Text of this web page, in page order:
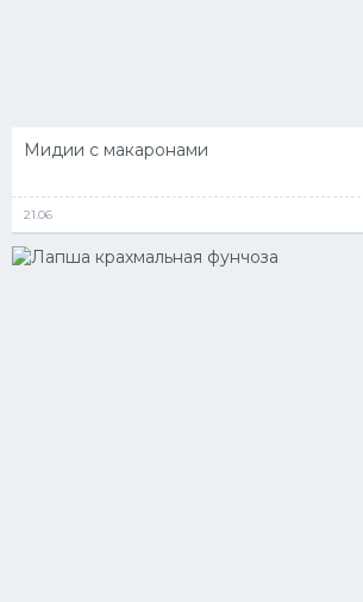
Мидии с макаронами
21.06